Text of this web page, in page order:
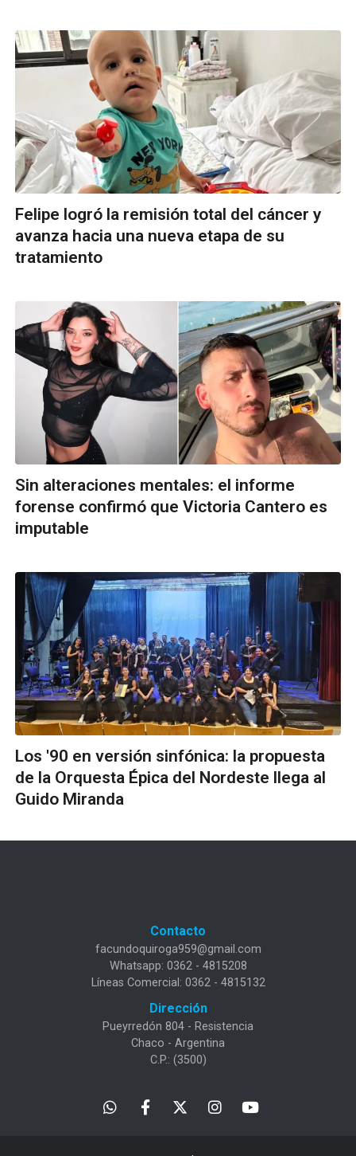
Felipe logró la remisión total del cáncer y
avanza hacia una nueva etapa de su
tratamiento
Sin alteraciones mentales: el informe
forense confirmó que Victoria Cantero es
imputable
Los '90 en versión sinfónica: la propuesta
de la Orquesta Épica del Nordeste llega al
Guido Miranda
Contacto
facundoquiroga959@gmail.com
Whatsapp: 0362 - 4815208
Líneas Comercial: 0362 - 4815132
Dirección
Pueyrredón 804 - Resistencia
Chaco - Argentina
C.P.: (3500)